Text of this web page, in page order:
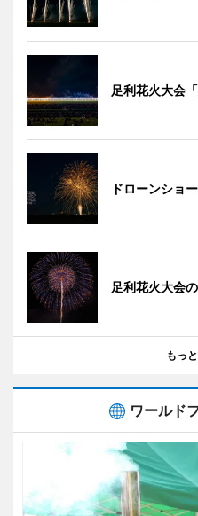
足利花火大会
ドローンショ
足利花火大会
もっ
ワールド